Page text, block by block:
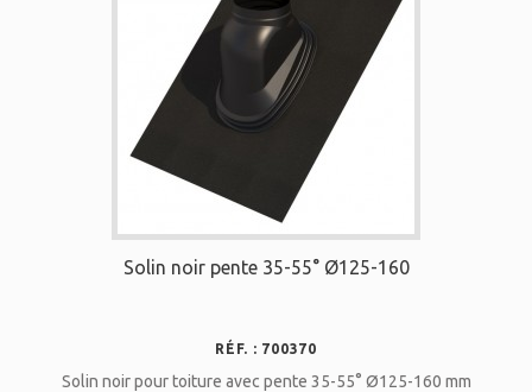
Solin noir pente 35-55° Ø125-160
RÉF. : 700370
Solin noir pour toiture avec pente 35-55° Ø125-160 mm